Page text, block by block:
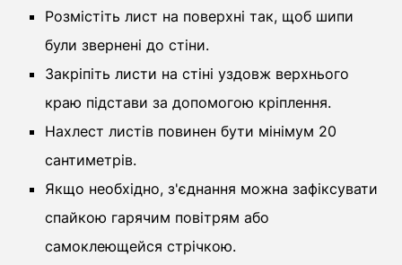
Розмістіть лист на поверхні так, щоб шипи
були звернені до стіни.
Закріпіть листи на стіні уздовж верхнього
краю підстави за допомогою кріплення.
Нахлест листів повинен бути мінімум 20
сантиметрів.
Якщо необхідно, з'єднання можна зафіксувати
спайкою гарячим повітрям або
самоклеющейся стрічкою.